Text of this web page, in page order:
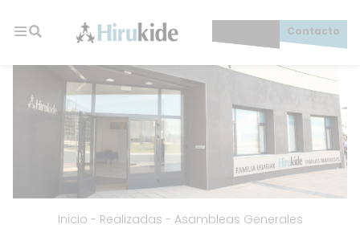
Contacto
Inicio - Realizadas - Asambleas Generales